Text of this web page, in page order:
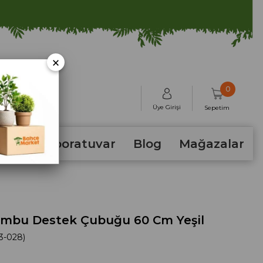
Üye Girişi Sepetim
0
Laboratuvar Blog Mağazalar
Destek Çubuğu 60 Cm Yeşil
028)
×